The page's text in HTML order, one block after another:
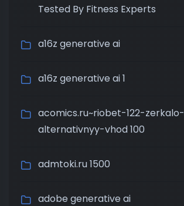
Tested By Fitness Experts
a16z generative ai
a16z generative ai 1
acomics.ru~riobet-122-zerkalo-
alternativnyy-vhod 100
admtoki.ru 1500
adobe generative ai